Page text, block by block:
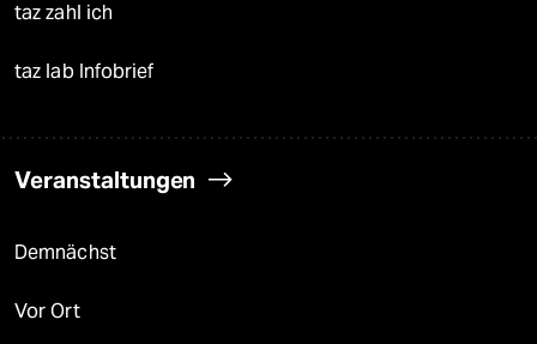
taz zahl ich
taz lab Infobrief
Veranstaltungen
Demnächst
Vor Ort